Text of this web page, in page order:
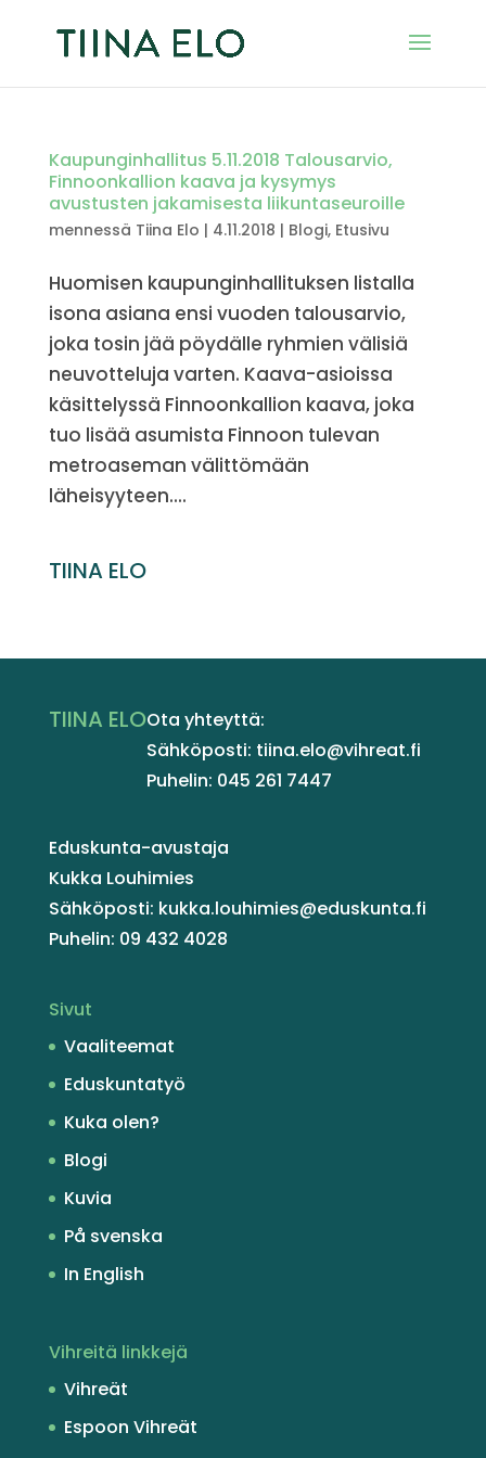
Kaupunginhallitus 5.11.2018 Talousarvio,
Finnoonkallion kaava ja kysymys
avustusten jakamisesta liikuntaseuroille
mennessä Tiina Elo | 4.11.2018 | Blogi, Etusivu
Huomisen kaupunginhallituksen listalla
isona asiana ensi vuoden talousarvio,
joka tosin jää pöydälle ryhmien välisiä
neuvotteluja varten. Kaava-asioissa
käsittelyssä Finnoonkallion kaava, joka
tuo lisää asumista Finnoon tulevan
metroaseman välittömään
läheisyyteen....
TIINA ELO
TIINA ELOOta yhteyttä:
Sähköposti: tiina.elo@vihreat.fi
Puhelin: 045 261 7447
Eduskunta-avustaja
Kukka Louhimies
Sähköposti: kukka.louhimies@eduskunta.fi
Puhelin: 09 432 4028
Sivut
Vaaliteemat
Eduskuntatyö
Kuka olen?
Blogi
Kuvia
På svenska
In English
Vihreitä linkkejä
Vihreät
Espoon Vihreät